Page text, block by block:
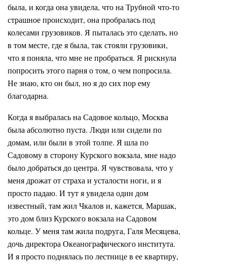
была, и когда она увидела, что на Трубной что-то
страшное происходит, она пробралась под
колесами грузовиков. Я пыталась это сделать, но
в том месте, где я была, так стояли грузовики,
что я поняла, что мне не пробраться. Я рискнула
попросить этого парня о том, о чем попросила.
Не знаю, кто он был, но я до сих пор ему
благодарна.
Когда я выбралась на Садовое кольцо, Москва
была абсолютно пуста. Люди или сидели по
домам, или были в этой толпе. Я шла по
Садовому в сторону Курского вокзала, мне надо
было добраться до центра. Я чувствовала, что у
меня дрожат от страха и усталости ноги, и я
просто падаю. И тут я увидела один дом
известный, там жил Чкалов и, кажется, Маршак,
это дом близ Курского вокзала на Садовом
кольце. У меня там жила подруга, Галя Месяцева,
дочь директора Океанографического института.
И я просто поднялась по лестнице в ее квартиру,